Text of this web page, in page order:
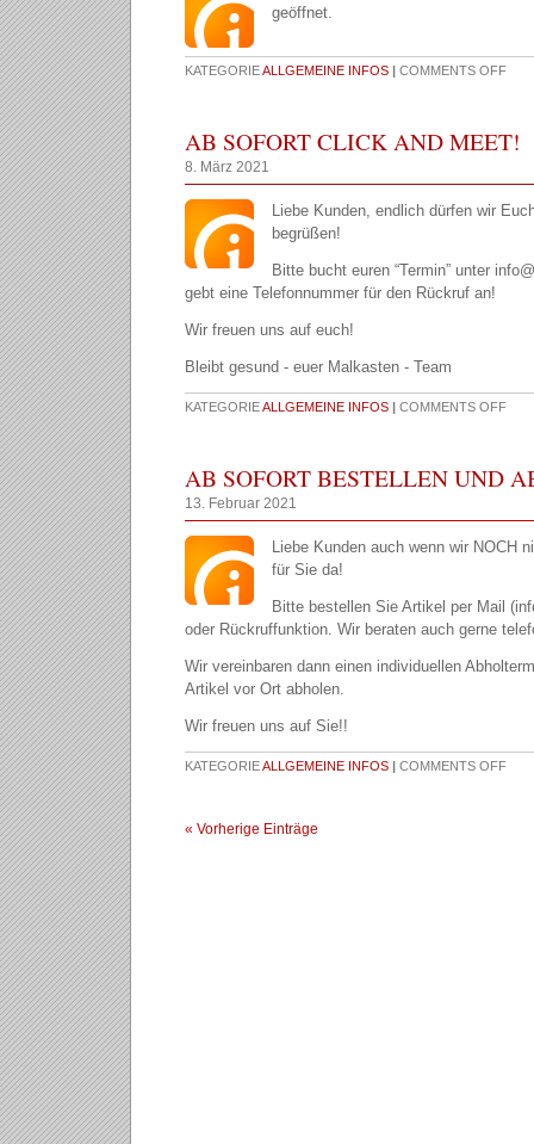
geöffnet.
KATEGORIEALLGEMEINE INFOS | COMMENTS OFF
AB SOFORT CLICK AND MEET!
8. März 2021
Liebe Kunden, endlich dürfen wir
begrüßen!
Bitte bucht euren “Termin” unter
gebt eine Telefonnummer für den Rückruf an!
Wir freuen uns auf euch!
Bleibt gesund - euer Malkasten - Team
KATEGORIEALLGEMEINE INFOS | COMMENTS OFF
AB SOFORT BESTELLEN UND
13. Februar 2021
Liebe Kunden auch wenn wir NOCH
für Sie da!
Bitte bestellen Sie Artikel per Mail
oder Rückruffunktion. Wir beraten auch gerne
Wir vereinbaren dann einen individuellen
Artikel vor Ort abholen.
Wir freuen uns auf Sie!!
KATEGORIEALLGEMEINE INFOS | COMMENTS OFF
« Vorherige Einträge